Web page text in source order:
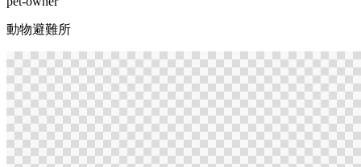
動物避難所